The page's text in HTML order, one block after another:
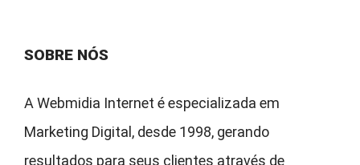
SOBRE NÓS
A Webmidia Internet é especializada em
Marketing Digital, desde 1998, gerando
resultados para seus clientes através de